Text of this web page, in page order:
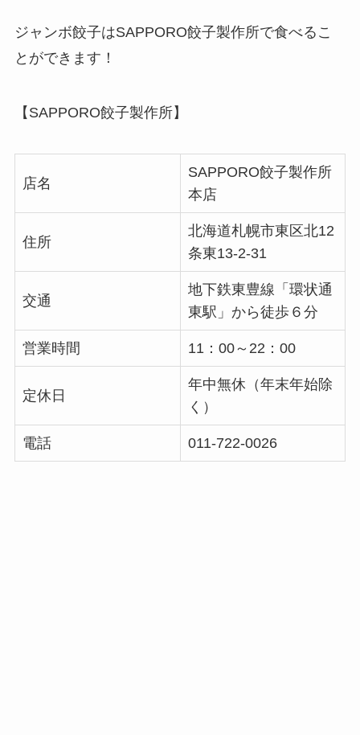
ジャンボ餃子はSAPPORO餃子製作所で食べるこ
とができます！
【SAPPORO餃子製作所】
店名
SAPPORO餃子製作所
本店
住所
北海道札幌市東区北12
条東13-2-31
交通
地下鉄東豊線「環状通
東駅」から徒歩６分
営業時間 11：00～22：00
定休日
年中無休（年末年始除
く）
電話 011-722-0026